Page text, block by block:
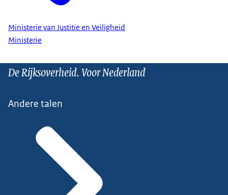
Ministerie van Justitie en Veiligheid
Ministerie
De Rijksoverheid. Voor Nederland
Andere talen